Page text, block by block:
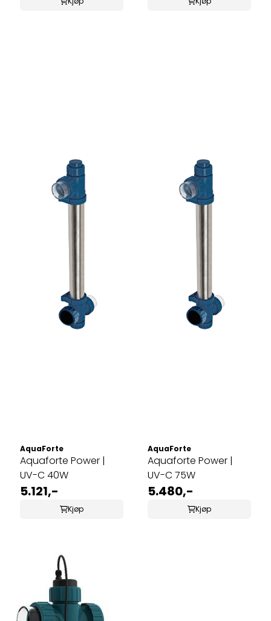
AquaForte
Aquaforte Power |
UV-C 40W
5.121,-
Kjøp
AquaForte
Aquaforte Power |
UV-C 75W
5.480,-
Kjøp